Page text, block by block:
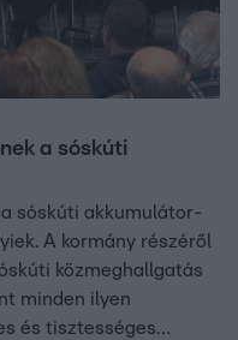
a sóskúti
sóskúti akkumulátor-
A kormány részéről
közmeghallgatás
minden ilyen
és tisztességes